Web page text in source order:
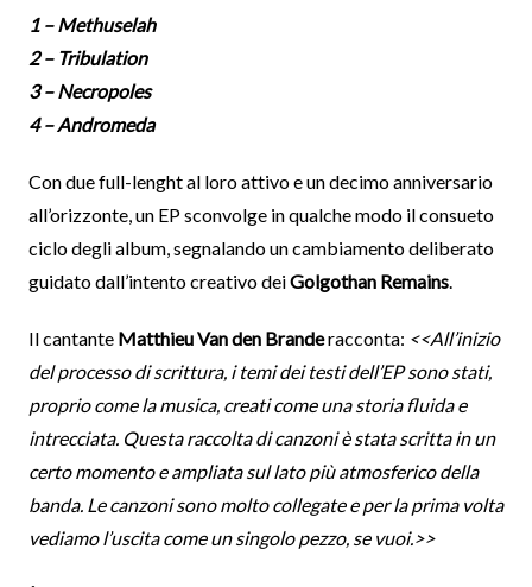
1 – Methuselah
2 – Tribulation
3 – Necropoles
4 – Andromeda
Con due full-lenght al loro attivo e un decimo anniversario
all’orizzonte, un EP sconvolge in qualche modo il consueto
ciclo degli album, segnalando un cambiamento deliberato
guidato dall’intento creativo deiGolgothan Remains.
Il cantante Matthieu Van den Branderacconta: <<All’inizio
del processo di scrittura, i temi dei testi dell’EP sono stati,
proprio come la musica, creati come una storia fluida e
intrecciata. Questa raccolta di canzoni è stata scritta in un
certo momento e ampliata sul lato più atmosferico della
banda. Le canzoni sono molto collegate e per la prima volta
vediamo l’uscita come un singolo pezzo, se vuoi.>>